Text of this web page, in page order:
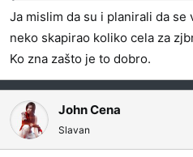
Ja mislim da su i planirali da
neko skapirao koliko cela za
Ko zna zašto je to dobro.
John Cena
Slavan